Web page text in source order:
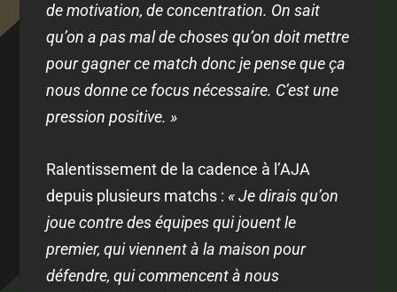
de motivation, de concentration. On sait
qu’on a pas mal de choses qu’on doit mettre
pour gagner ce match donc je pense que ça
nous donne ce focus nécessaire. C’est une
pression positive. »
Ralentissement de la cadence à l’AJA
depuis plusieurs matchs :« Je dirais qu’on
joue contre des équipes qui jouent le
premier, qui viennent à la maison pour
défendre, qui commencent à nous